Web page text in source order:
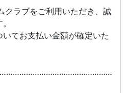
クラブをご利用いただき、誠
てお支払い金額が確定いた